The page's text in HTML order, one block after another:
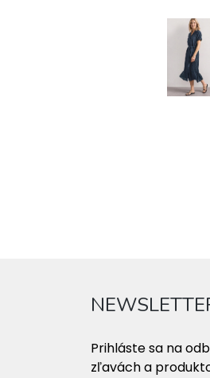
Prihláste sa na
zľavách a